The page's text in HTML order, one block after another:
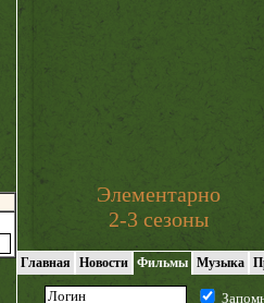
Элементарно
2-3 сезоны
Главная Новости Фильмы Музыка